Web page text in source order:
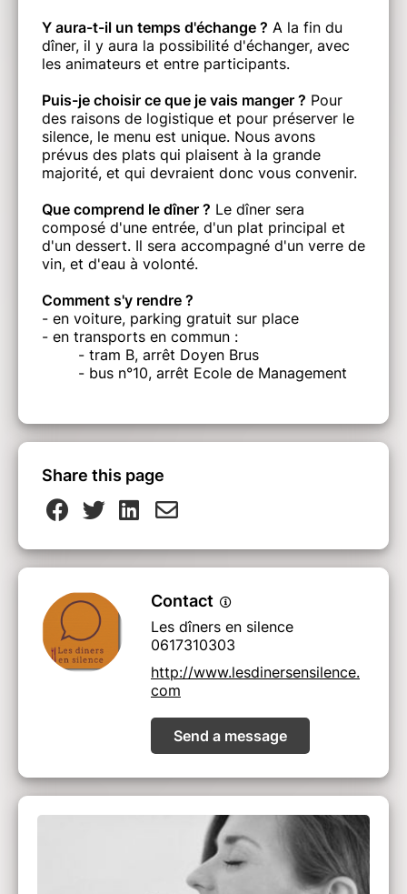
Y aura-t-il un temps d'échange ? A la fin du
dîner, il y aura la possibilité d'échanger, avec
les animateurs et entre participants.
Puis-je choisir ce que je vais manger ? Pour
des raisons de logistique et pour préserver le
silence, le menu est unique. Nous avons
prévus des plats qui plaisent à la grande
majorité, et qui devraient donc vous convenir.
Que comprend le dîner ? Le dîner sera
composé d'une entrée, d'un plat principal et
d'un dessert. Il sera accompagné d'un verre de
vin, et d'eau à volonté.
Comment s'y rendre ?
- en voiture, parking gratuit sur place
- en transports en commun :
- tram B, arrêt Doyen Brus
- bus n°10, arrêt Ecole de Management
Share this page
Contact
Les dîners en silence
0617310303
http://www.lesdinersensilence.
com
Send a message